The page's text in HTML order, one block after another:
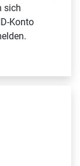
sich
Konto